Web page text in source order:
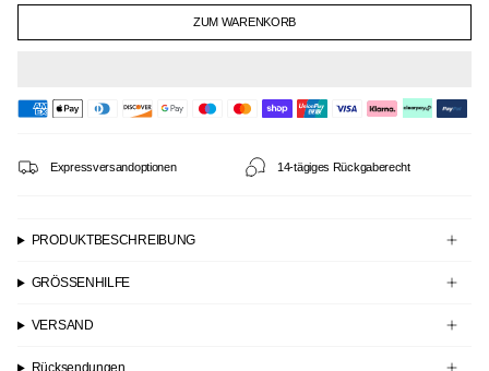
ZUM WARENKORB
Expressversandoptionen 14-tägiges Rückgaberecht
PRODUKTBESCHREIBUNG
GRÖSSENHILFE
VERSAND